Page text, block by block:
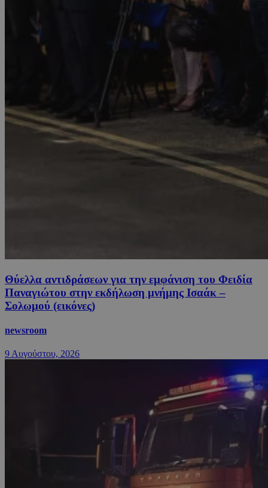
Θύελλα αντιδράσεων για την εμφάνιση του Φειδία
Παναγιώτου στην εκδήλωση μνήμης Ισαάκ –
Σολωμού (εικόνες)
newsroom
9 Αυγούστου, 2026